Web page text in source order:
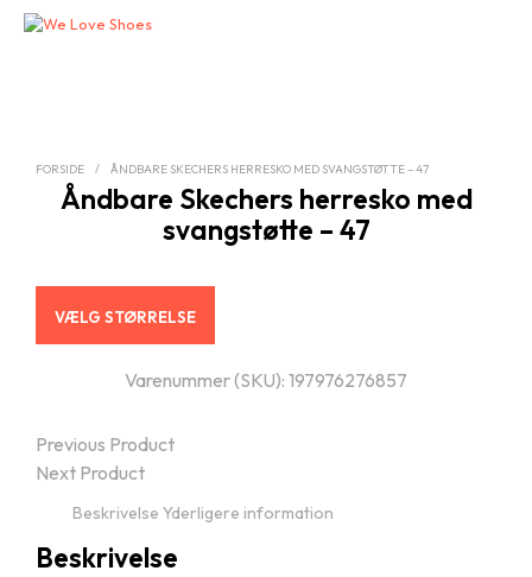
FORSIDE / ÅNDBARE SKECHERS HERRESKO MED SVANGSTØTTE – 47
Åndbare Skechers herresko med
svangstøtte – 47
VÆLG STØRRELSE
Varenummer (SKU): 197976276857
Previous Product
Next Product
Beskrivelse Yderligere information
Beskrivelse